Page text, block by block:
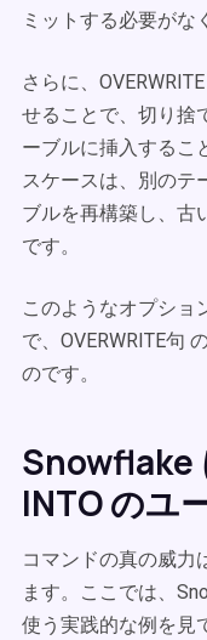
ミットする必要がな
さらに、
せることで、切り捨
ーブルに挿入するこ
スケースは、別のテ
ブルを再構築し、古
です。
このようなオプショ
で、OVERWRITE句
のです。
Snowflake
INTO のユ
コマンドの真の威力
ます。ここでは、
使う実践的な例を見